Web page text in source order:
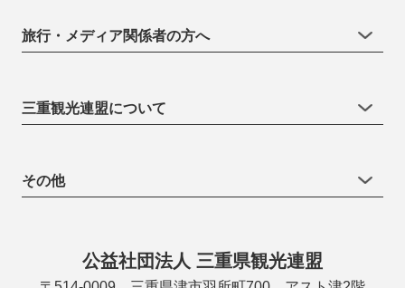
旅行・メディア関係者の方へ
三重観光連盟について
その他
公益社団法人 三重県観光連盟